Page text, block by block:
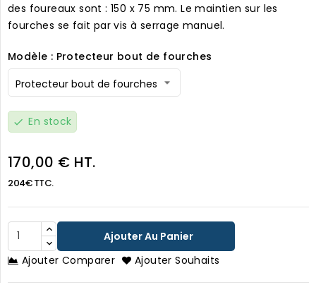
des foureaux sont : 150 x 75 mm. Le maintien sur les
fourches se fait par vis à serrage manuel.
Modèle : Protecteur bout de fourches
check En stock
170,00 € HT.
204€ TTC.
Ajouter Au Panier
Ajouter Comparer
Ajouter Souhaits